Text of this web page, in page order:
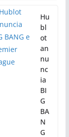
Hu
bl
ot
an
nu
nc
ia
BI
G
BA
N
G